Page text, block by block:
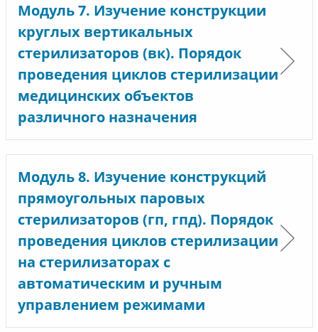
Модуль 7. Изучение конструкции
круглых вертикальных
стерилизаторов (вк). Порядок
проведения циклов стерилизации
медицинских объектов
различного назначения
Модуль 8. Изучение конструкций
прямоугольных паровых
стерилизаторов (гп, гпд). Порядок
проведения циклов стерилизации
на стерилизаторах с
автоматическим и ручным
управлением режимами